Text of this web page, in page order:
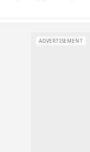
ADVERTISEMENT